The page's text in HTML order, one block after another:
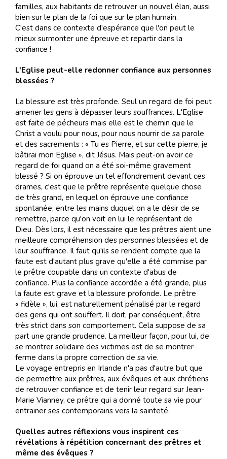
familles, aux habitants de retrouver un nouvel élan, aussi
bien sur le plan de la foi que sur le plan humain.
C'est dans ce contexte d'espérance que l'on peut le
mieux surmonter une épreuve et repartir dans la
confiance !
L'Eglise peut-elle redonner confiance aux personnes
blessées ?
La blessure est très profonde. Seul un regard de foi peut
amener les gens à dépasser leurs souffrances. L'Eglise
est faite de pécheurs mais elle est le chemin que le
Christ a voulu pour nous, pour nous nourrir de sa parole
et des sacrements : « Tu es Pierre, et sur cette pierre, je
bâtirai mon Eglise », dit Jésus. Mais peut-on avoir ce
regard de foi quand on a été soi-même gravement
blessé ? Si on éprouve un tel effondrement devant ces
drames, c'est que le prêtre représente quelque chose
de très grand, en lequel on éprouve une confiance
spontanée, entre les mains duquel on a le désir de se
remettre, parce qu'on voit en lui le représentant de
Dieu. Dès lors, il est nécessaire que les prêtres aient une
meilleure compréhension des personnes blessées et de
leur souffrance. Il faut qu'ils se rendent compte que la
faute est d'autant plus grave qu'elle a été commise par
le prêtre coupable dans un contexte d'abus de
confiance. Plus la confiance accordée a été grande, plus
la faute est grave et la blessure profonde. Le prêtre
« fidèle », lui, est naturellement pénalisé par le regard
des gens qui ont souffert. Il doit, par conséquent, être
très strict dans son comportement. Cela suppose de sa
part une grande prudence. La meilleur façon, pour lui, de
se montrer solidaire des victimes est de se montrer
ferme dans la propre correction de sa vie.
Le voyage entrepris en Irlande n'a pas d'autre but que
de permettre aux prêtres, aux évêques et aux chrétiens
de retrouver confiance et de tenir leur regard sur Jean-
Marie Vianney, ce prêtre qui a donné toute sa vie pour
entrainer ses contemporains vers la sainteté.
Quelles autres réflexions vous inspirent ces
révélations à répétition concernant des prêtres et
même des évêques ?